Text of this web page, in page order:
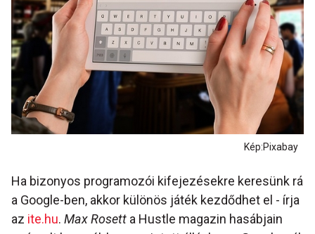
Kép:Pixabay
Ha bizonyos programozói kifejezésekre keresünk rá
a Google-ben, akkor különös játék kezdődhet el - írja
az ite.hu. Max Rosett a Hustle magazin hasábjain